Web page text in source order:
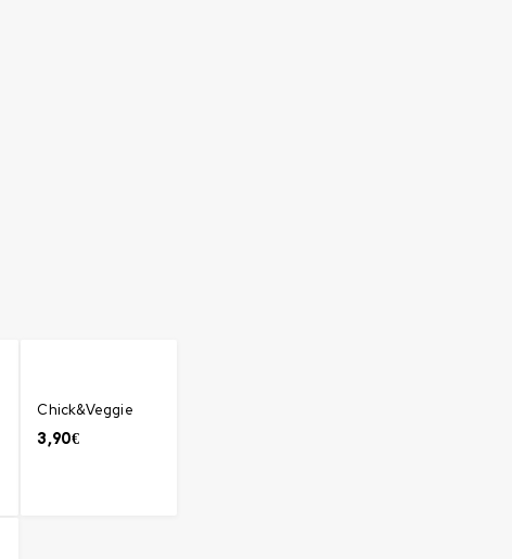
Chick&Veggie
3,90€